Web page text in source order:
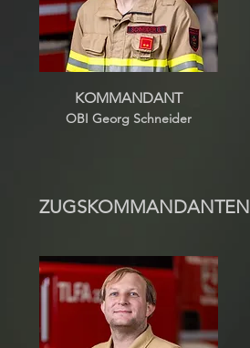
KOMMANDANT
OBI Georg Schneider
ZUGSKOMMANDANTEN